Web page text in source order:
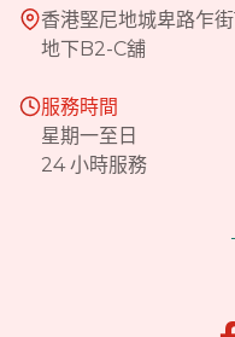
香港堅尼地城卑路乍
地下B2-C舖
服務時間
星期一至日
24 小時服務